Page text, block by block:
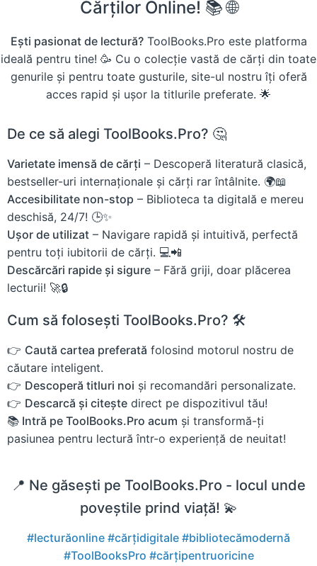
Cărților Online! 📚 🌐
Ești pasionat de lectură?ToolBooks.Pro este platforma
ideală pentru tine! 🥳 Cu o colecție vastă de cărți din toate
genurile și pentru toate gusturile, site-ul nostru îți oferă
acces rapid și ușor la titlurile preferate. 🌟
De ce să alegi ToolBooks.Pro? 🤔
Varietate imensă de cărți – Descoperă literatură clasică,
bestseller-uri internaționale și cărți rar întâlnite. 🌍📖
Accesibilitate non-stop – Biblioteca ta digitală e mereu
deschisă, 24/7! 🕒✨
Ușor de utilizat – Navigare rapidă și intuitivă, perfectă
pentru toți iubitorii de cărți. 💻📲
Descărcări rapide și sigure – Fără griji, doar plăcerea
lecturii! 🚀🔒
Cum să folosești ToolBooks.Pro? 🛠️
👉 Caută cartea preferată folosind motorul nostru de
căutare inteligent.
👉 Descoperă titluri noi și recomandări personalizate.
👉 Descarcă și citește direct pe dispozitivul tău!
📚 Intră pe ToolBooks.Pro acum și transformă-ți
pasiunea pentru lectură într-o experiență de neuitat!
📍 Ne găsești pe ToolBooks.Pro - locul unde
poveștile prind viață! 💫
#lecturăonline #cărțidigitale #bibliotecămodernă
#ToolBooksPro #cărțipentruoricine